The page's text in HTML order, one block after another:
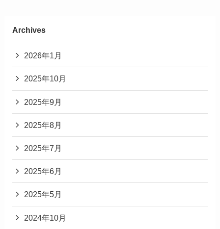
Archives
2026年1月
2025年10月
2025年9月
2025年8月
2025年7月
2025年6月
2025年5月
2024年10月